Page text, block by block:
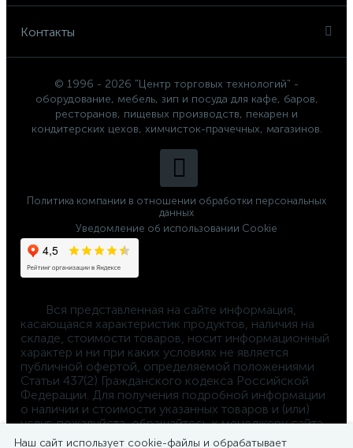
Контакты
© 1996 - 2026 "Центр торговых технологий" -
оборудование, мебель, зип и посуда для кафе, баров,
ресторанов, пищевых производств, пекарен и
кондитерских цехов, химчисток-прачечных, магазинов.
Политика компании в отношении обработки персональных
данных
Уведомление об использовании Cookie
касающаяся характеристик продуктов, наличия на
складе, стоимости товаров, носит информационный
характер и ни при каких условиях не является
публичной офертой, определяемой положениями
Статьи 437(2) Гражданского кодекса Российской
Федерации. Для получения подробной информации
о наличии и стоимости указанных товаров и (или)
услуг, пожалуйста, обращайтесь к менеджеру сайта
по телефону
Наш сайт использует cookie-файлы и обрабатывает